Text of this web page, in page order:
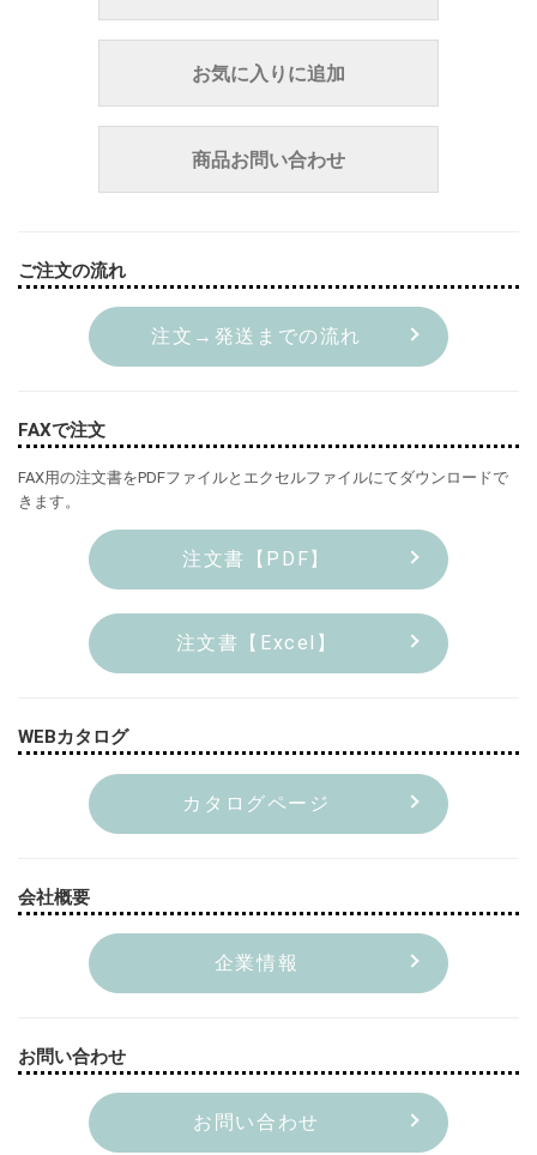
お気に入りに追加
商品お問い合わせ
ご注文の流れ
注文→発送までの流れ
FAXで注文
FAX用の注文書をPDFファイルとエクセルファイルにてダウンロードで
きます。
注文書【PDF】
注文書【Excel】
WEBカタログ
カタログページ
会社概要
企業情報
お問い合わせ
お問い合わせ